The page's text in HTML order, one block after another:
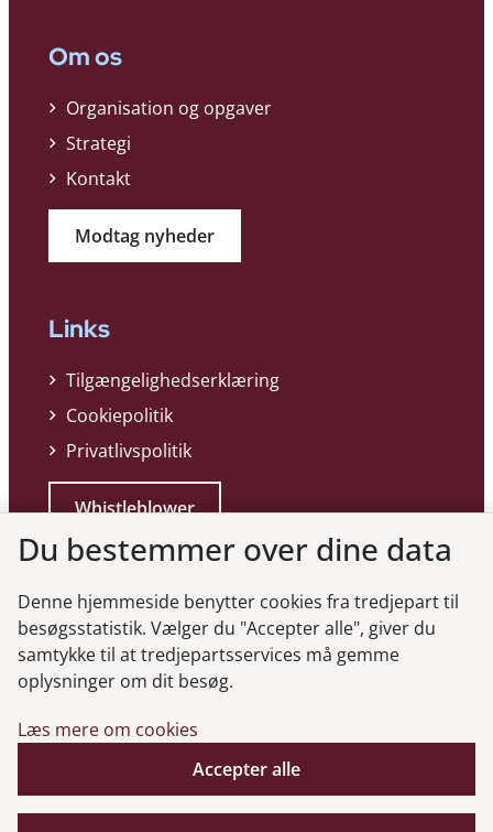
Om os
Organisation og opgaver
Strategi
Kontakt
Modtag nyheder
Links
Tilgængelighedserklæring
Cookiepolitik
Privatlivspolitik
Whistleblower
Genveje
Gå til virksomhedsregisteret
Gå til selskabsmeddelelser
Du bestemmer over dine data
Denne hjemmeside benytter cookies fra tredjepart til
besøgsstatistik. Vælger du "Accepter alle", giver du
samtykke til at tredjepartsservices må gemme
oplysninger om dit besøg.
Læs mere om cookies
Accepter alle